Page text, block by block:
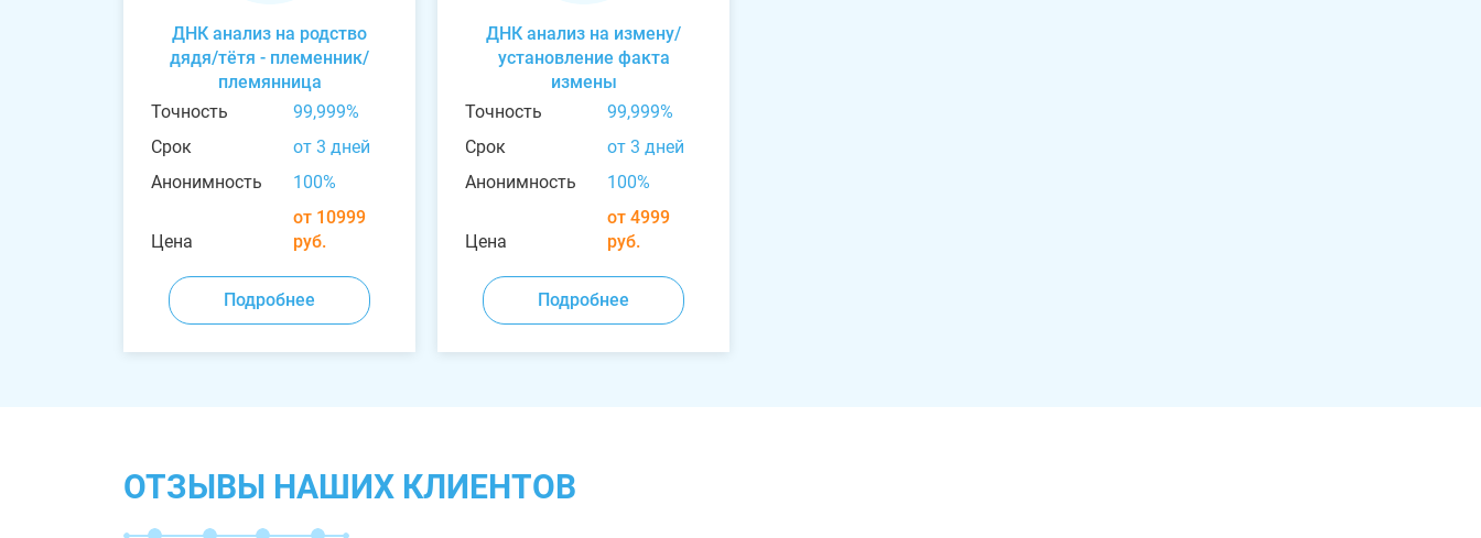
ДНК анализ на родство
дядя/тётя - племенник/
племянница
Точность
99,999%
Срок
от 3 дней
Анонимность
100%
Цена
от 10999
руб.
Подробнее
ДНК анализ на измену/
установление факта
измены
Точность
99,999%
Срок
от 3 дней
Анонимность
100%
Цена
от 4999
руб.
Подробнее
ОТЗЫВЫ НАШИХ КЛИЕНТОВ